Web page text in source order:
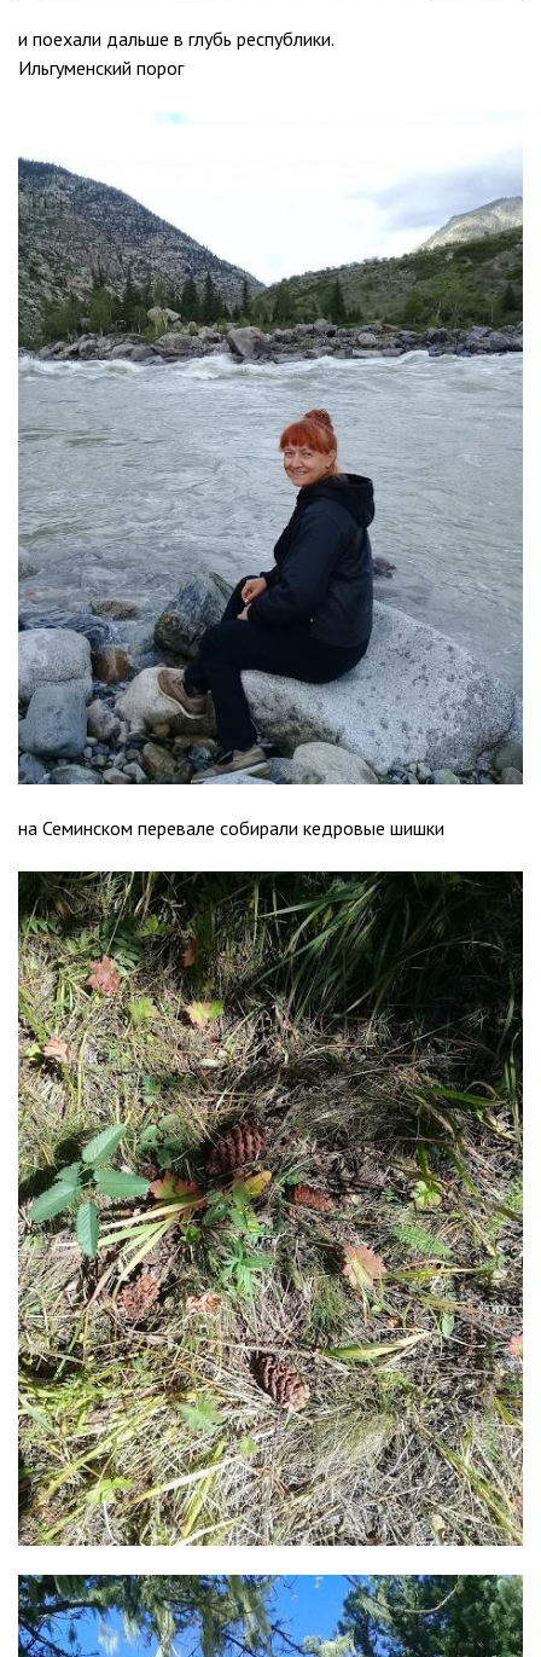
и поехали дальше в глубь республики.
Ильгуменский порог
на Семинском перевале собирали кедровые шишки